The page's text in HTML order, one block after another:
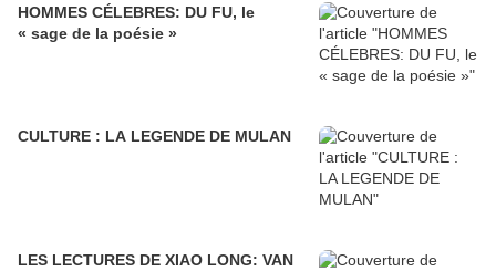
HOMMES CÉLEBRES: DU FU, le
« sage de la poésie »
CULTURE : LA LEGENDE DE MULAN
LES LECTURES DE XIAO LONG: VAN